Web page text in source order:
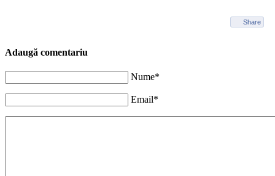
Share
Adaugă comentariu
Nume*
Email*